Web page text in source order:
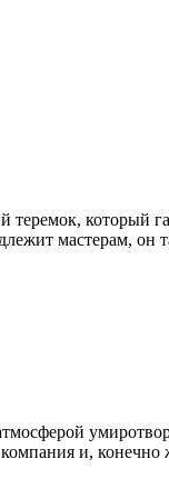
теремок, который
мастерам, он
и,